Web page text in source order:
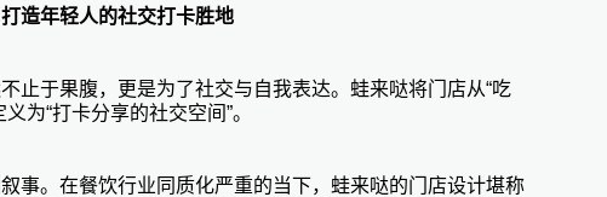
打造年轻人的社交打卡胜地
止于果腹，更是为了社交与自我表达。蛙来哒将门店从“吃
为“打卡分享的社交空间”。
事。在餐饮行业同质化严重的当下，蛙来哒的门店设计堪称